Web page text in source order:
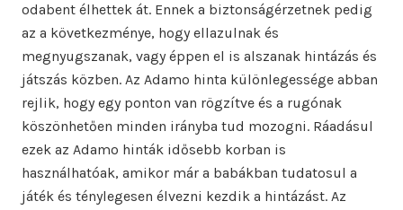
odabent élhettek át. Ennek a biztonságérzetnek pedig
az a következménye, hogy ellazulnak és
megnyugszanak, vagy éppen el is alszanak hintázás és
játszás közben. Az Adamo hinta különlegessége abban
rejlik, hogy egy ponton van rögzítve és a rugónak
köszönhetően minden irányba tud mozogni. Ráadásul
ezek az Adamo hinták idősebb korban is
használhatóak, amikor már a babákban tudatosul a
játék és ténylegesen élvezni kezdik a hintázást. Az